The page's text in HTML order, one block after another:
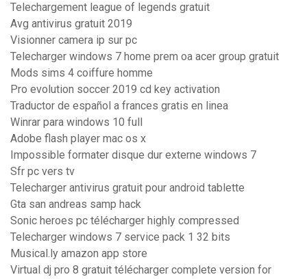
Telechargement league of legends gratuit
Avg antivirus gratuit 2019
Visionner camera ip sur pc
Telecharger windows 7 home prem oa acer group gratuit
Mods sims 4 coiffure homme
Pro evolution soccer 2019 cd key activation
Traductor de español a frances gratis en linea
Winrar para windows 10 full
Adobe flash player mac os x
Impossible formater disque dur externe windows 7
Sfr pc vers tv
Telecharger antivirus gratuit pour android tablette
Gta san andreas samp hack
Sonic heroes pc télécharger highly compressed
Telecharger windows 7 service pack 1 32 bits
Musical.ly amazon app store
Virtual dj pro 8 gratuit télécharger complete version for